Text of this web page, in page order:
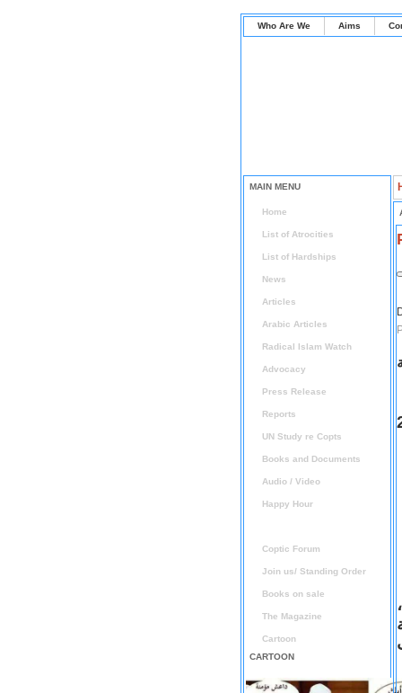
Who Are We Aims
MAIN MENU
Home
List of Atrocities
List of Hardships
News
Articles
Arabic Articles
Radical Islam Watch
Advocacy
Press Release
Reports
UN Study re Copts
Books and Documents
Audio / Video
Happy Hour
Coptic Forum
Join us/ Standing Order
Books on sale
The Magazine
Cartoon
CARTOON